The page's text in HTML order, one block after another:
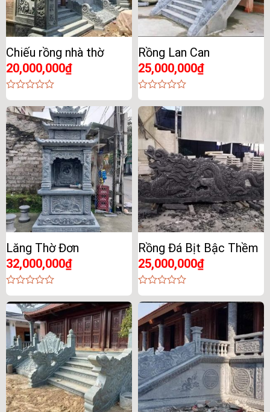
Chiếu rồng nhà thờ
20,000,000₫
0
out
of
5
Rồng Lan Can
25,000,000₫
0
out
of
5
Lăng Thờ Đơn
32,000,000₫
0
out
of
5
Rồng Đá Bịt Bậc Thềm
25,000,000₫
0
out
of
5